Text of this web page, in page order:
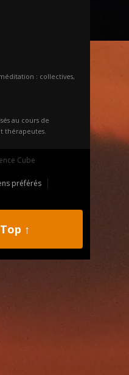
: collectives,
au cours de
thérapeutes.
Cube
préférés
↑